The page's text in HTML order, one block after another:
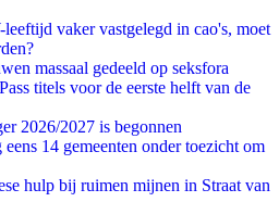
vaker vastgelegd in cao's, moet
massaal gedeeld op seksfora
titels voor de eerste helft van de
2026/2027 is begonnen
14 gemeenten onder toezicht om
hulp bij ruimen mijnen in Straat van